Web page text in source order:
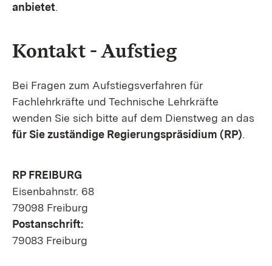
anbietet.
Kontakt - Aufstieg
Bei Fragen zum Aufstiegsverfahren für
Fachlehrkräfte und Technische Lehrkräfte
wenden Sie sich bitte auf dem Dienstweg an das
für Sie zuständige Regierungspräsidium (RP).
RP FREIBURG
Eisenbahnstr. 68
79098 Freiburg
Postanschrift:
79083 Freiburg